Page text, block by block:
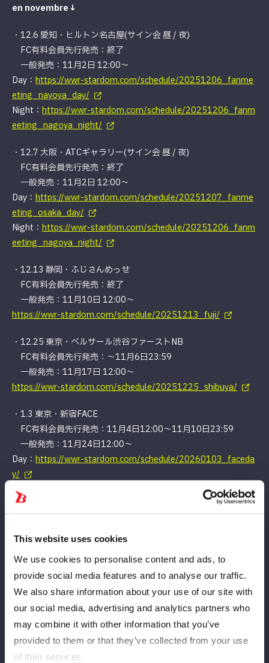
This website uses cookies
We use cookies to personalise content and ads, to
provide social media features and to analyse our traffic.
We also share information about your use of our site with
our social media, advertising and analytics partners who
may combine it with other information that you’ve
provided to them or that they’ve collected from your use
of their services.
en novembre↓
・12.6 愛知・ヒルトン名古屋(サイン会 昼 / 夜)
FC有料会員先行発売：終了
一般発売：11月2日 12:00〜
Day： https://wwr-stardom.com/schedule/20251206_fanme
eting_nayoya_day/
Night： https://wwr-stardom.com/schedule/20251206_fanm
eeting_nagoya_night/
・12.7 大阪・ATCギャラリー(サイン会 昼 / 夜)
FC有料会員先行発売：終了
一般発売：11月2日 12:00〜
Day： https://wwr-stardom.com/schedule/20251207_fanme
eting_osaka_day/
Night： https://wwr-stardom.com/schedule/20251206_fanm
eeting_nagoya_night/
・12.13 静岡・ふじさんめっせ
FC有料会員先行発売：終了
一般発売：11月10日 12:00〜
https://wwr-stardom.com/schedule/20251213_fuji/
・12.25 東京・ベルサール渋谷ファーストNB
FC有料会員先行発売：〜11月6日23:59
一般発売：11月17日 12:00〜
https://wwr-stardom.com/schedule/20251225_shibuya/
・1.3 東京・新宿FACE
FC有料会員先行発売：11月4日12:00〜11月10日23:59
一般発売：11月24日12:00〜
Day： https://wwr-stardom.com/schedule/20260103_faceda
y/
Night：
https://wwr-stardom.com/schedule/20260103_facen
ight/
FC有料会員先行発売：11月6日12:00〜11月12日23:59
一般発売：11月21日12:00〜
https://wwr-stardom.com/schedule/20260110_korakuen/
・1.11 東京・後楽園ホール
FC有料会員先行発売：11月6日12:00〜11月12日23:59
一般発売：11月21日12:00〜
https://wwr-stardom.com/schedule/20260111_korakuen/